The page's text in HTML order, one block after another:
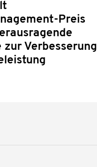
Preis
zur Verbesserung